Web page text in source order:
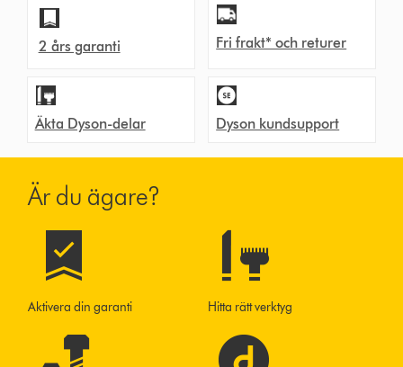
2 års garanti Fri frakt* och returer
Äkta Dyson-delar Dyson kundsupport
Är du ägare?
Aktivera din garanti Hitta rätt verktyg